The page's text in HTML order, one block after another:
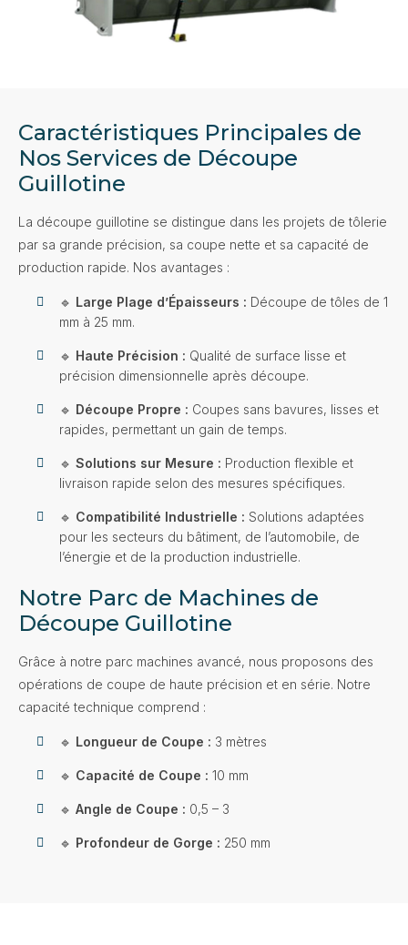
Caractéristiques Principales de
Nos Services de Découpe
Guillotine
La découpe guillotine se distingue dans les projets de tôlerie
par sa grande précision, sa coupe nette et sa capacité de
production rapide. Nos avantages :
🔹 Large Plage d’Épaisseurs : Découpe de tôles de 1
mm à 25 mm.
🔹 Haute Précision : Qualité de surface lisse et
précision dimensionnelle après découpe.
🔹 Découpe Propre : Coupes sans bavures, lisses et
rapides, permettant un gain de temps.
🔹 Solutions sur Mesure : Production flexible et
livraison rapide selon des mesures spécifiques.
🔹 Compatibilité Industrielle : Solutions adaptées
pour les secteurs du bâtiment, de l’automobile, de
l’énergie et de la production industrielle.
Notre Parc de Machines de
Découpe Guillotine
Grâce à notre parc machines avancé, nous proposons des
opérations de coupe de haute précision et en série. Notre
capacité technique comprend :
🔹 Longueur de Coupe : 3 mètres
🔹 Capacité de Coupe : 10 mm
🔹 Angle de Coupe : 0,5 – 3
🔹 Profondeur de Gorge : 250 mm